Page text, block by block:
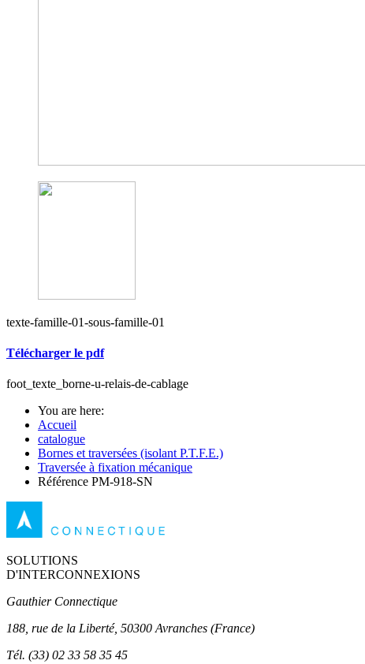
texte-famille-01-sous-famille-01
Télécharger le pdf
foot_texte_borne-u-relais-de-cablage
You are here:
Accueil
catalogue
Bornes et traversées (isolant P.T.F.E.)
Traversée à fixation mécanique
Référence PM-918-SN
SOLUTIONS
D'INTERCONNEXIONS
Gauthier Connectique
188, rue de la Liberté, 50300 Avranches (France)
Tél. (33) 02 33 58 35 45